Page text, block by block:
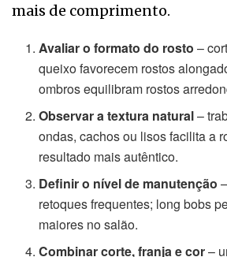
mais de comprimento.
Avaliar o formato do rosto –
queixo favorecem rostos
ombros equilibram rostos
Observar a textura natural–
ondas, cachos ou lisos facilita a
resultado mais autêntico.
Definir o nível de manutenção
retoques frequentes; long bobs
maiores no salão.
Combinar corte, franja e cor–